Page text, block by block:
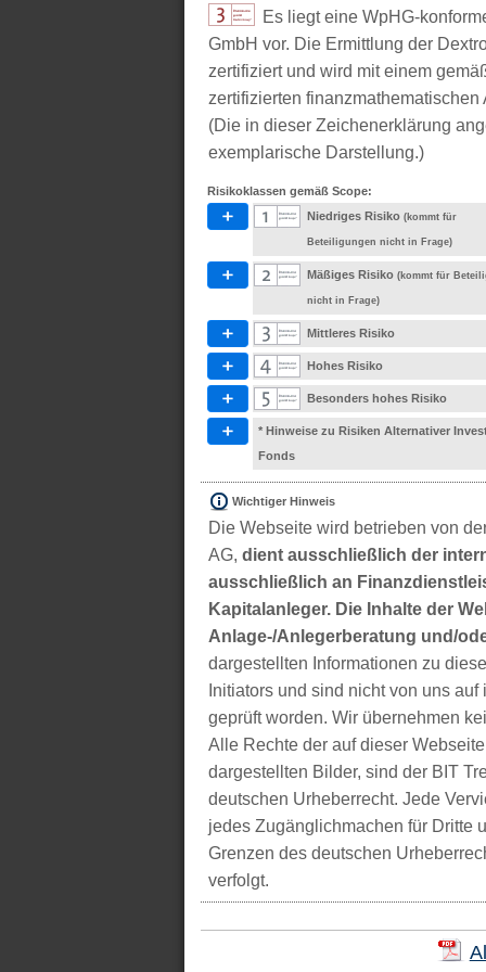
Es liegt eine WpHG-
GmbH vor. Die Ermittlung der
zertifiziert und wird mit einem
zertifizierten
(Die in dieser Zeichenerklärung
exemplarische Darstellung.)
Risikoklassen gemäß Scope:
Niedriges Risiko (kommt für
Beteiligungen nicht in Frage)
Mäßiges Risiko (kommt für
nicht in Frage)
Mittleres Risiko
Hohes Risiko
Besonders hohes Risiko
* Hinweise zu Risiken Alternativer
Fonds
Wichtiger Hinweis
Die Webseite wird betrieben von
AG, dient ausschließlich der
ausschließlich an
Kapitalanleger. Die Inhalte der
Anlage-/Anlegerberatung und/
dargestellten Informationen zu
Initiators und sind nicht von uns
geprüft worden. Wir übernehmen
Alle Rechte der auf dieser
dargestellten Bilder, sind der BIT
deutschen Urheberrecht. Jede
jedes Zugänglichmachen für Dritte
Grenzen des deutschen
verfolgt.